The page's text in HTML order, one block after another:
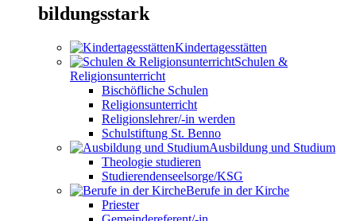
bildungsstark
Kindertagesstätten
Schulen &
Religionsunterricht
Bischöfliche Schulen
Religionsunterricht
Religionslehrer/-in werden
Schulstiftung St. Benno
Ausbildung und Studium
Theologie studieren
Studierendenseelsorge/KSG
Berufe in der Kirche
Priester